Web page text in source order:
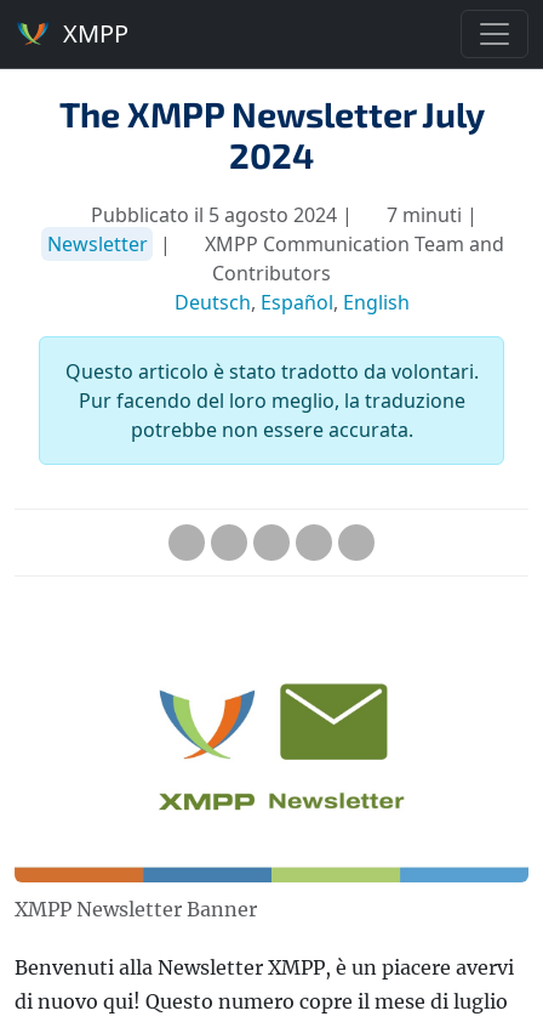
XMPP
The XMPP Newsletter July
2024
Pubblicato il 5 agosto 2024 |
7 minuti |
Newsletter
|
XMPP Communication Team and
Contributors
Deutsch, Español, English
Questo articolo è stato tradotto da volontari.
Pur facendo del loro meglio, la traduzione
potrebbe non essere accurata.
XMPP Newsletter Banner
Benvenuti alla Newsletter XMPP, è un piacere avervi
di nuovo qui! Questo numero copre il mese di luglio